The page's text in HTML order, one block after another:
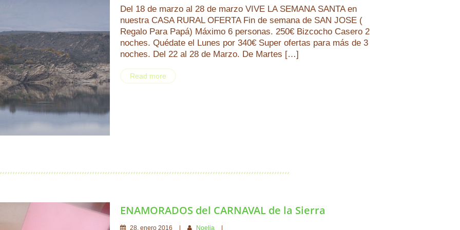
Del 18 de marzo al 28 de marzo VIVE LA SEMANA SANTA en
nuestra CASA RURAL OFERTA Fin de semana de SAN JOSE (
Regalo Para Papá) Máximo 6 personas. 250€ Bizcocho Casero 2
noches. Quédate el Lunes por 340€ Super ofertas para más de 3
noches. Del 22 al 28 de Marzo. De Martes […]
Read more
ENAMORADOS del CARNAVAL de la Sierra
28 enero 2016 Noelia